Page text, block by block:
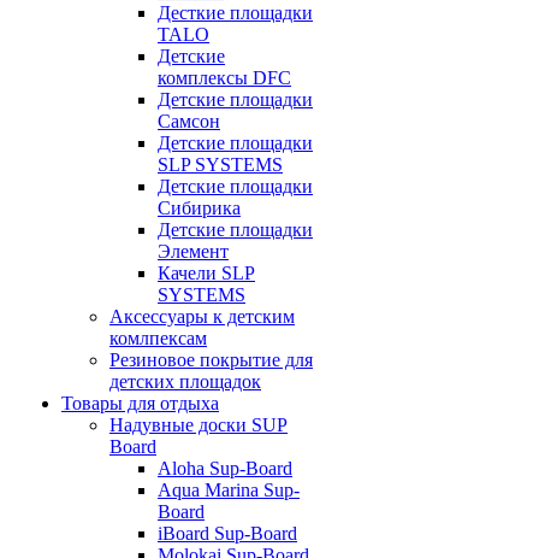
Десткие площадки
TALO
Детские
комплексы DFC
Детские площадки
Самсон
Детские площадки
SLP SYSTEMS
Детские площадки
Сибирика
Детские площадки
Элемент
Качели SLP
SYSTEMS
Аксессуары к детским
комлпексам
Резиновое покрытие для
детских площадок
Товары для отдыха
Надувные доски SUP
Board
Aloha Sup-Board
Aqua Marina Sup-
Board
iBoard Sup-Board